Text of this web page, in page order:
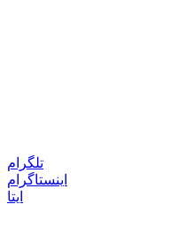
تلگرام
اینستاگرام
ایتا